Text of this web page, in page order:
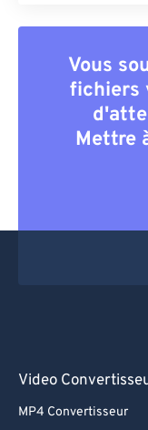
Vous
fichiers
Mettre
Video
MP4 Convertisseur